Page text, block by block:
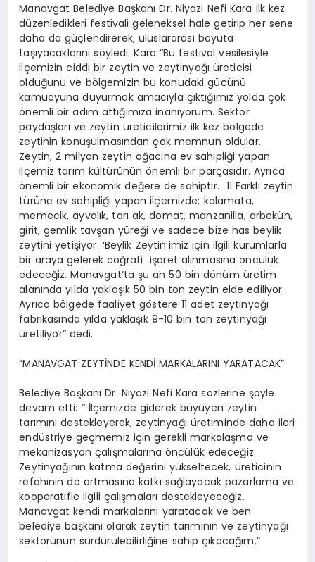
Manavgat Belediye Başkanı Dr. Niyazi Nefi Kara ilk kez
düzenledikleri festivali geleneksel hale getirip her sene
daha da güçlendirerek, uluslararası boyuta
taşıyacaklarını söyledi. Kara “Bu festival vesilesiyle
ilçemizin ciddi bir zeytin ve zeytinyağı üreticisi
olduğunu ve bölgemizin bu konudaki gücünü
kamuoyuna duyurmak amacıyla çıktığımız yolda çok
önemli bir adım attığımıza inanıyorum. Sektör
paydaşları ve zeytin üreticilerimiz ilk kez bölgede
zeytinin konuşulmasından çok memnun oldular.
Zeytin, 2 milyon zeytin ağacına ev sahipliği yapan
ilçemiz tarım kültürünün önemli bir parçasıdır. Ayrıca
önemli bir ekonomik değere de sahiptir. 11 Farklı zeytin
türüne ev sahipliği yapan ilçemizde; kalamata,
memecik, ayvalık, tarı ak, domat, manzanilla, arbekün,
girit, gemlik tavşan yüreği ve sadece bize has beylik
zeytini yetişiyor. ‘Beylik Zeytin’imiz için ilgili kurumlarla
bir araya gelerek coğrafi işaret alınmasına öncülük
edeceğiz. Manavgat’ta şu an 50 bin dönüm üretim
alanında yılda yaklaşık 50 bin ton zeytin elde ediliyor.
Ayrıca bölgede faaliyet göstere 11 adet zeytinyağı
fabrikasında yılda yaklaşık 9-10 bin ton zeytinyağı
üretiliyor” dedi.
“MANAVGAT ZEYTİNDE KENDİ MARKALARINI YARATACAK”
Belediye Başkanı Dr. Niyazi Nefi Kara sözlerine şöyle
devam etti: “ İlçemizde giderek büyüyen zeytin
tarımını destekleyerek, zeytinyağı üretiminde daha ileri
endüstriye geçmemiz için gerekli markalaşma ve
mekanizasyon çalışmalarına öncülük edeceğiz.
Zeytinyağının katma değerini yükseltecek, üreticinin
refahının da artmasına katkı sağlayacak pazarlama ve
kooperatifle ilgili çalışmaları destekleyeceğiz.
Manavgat kendi markalarını yaratacak ve ben
belediye başkanı olarak zeytin tarımının ve zeytinyağı
sektörünün sürdürülebilirliğine sahip çıkacağım.”